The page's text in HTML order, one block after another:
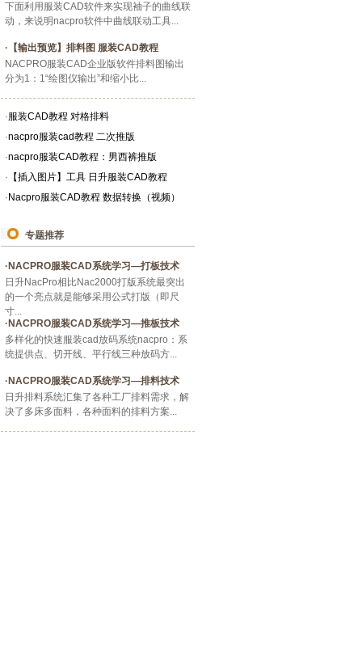
下面利用服装CAD软件来实现袖子的曲线联
动，来说明nacpro软件中曲线联动工具...
· 【输出预览】排料图 服装CAD教程
NACPRO服装CAD企业版软件排料图输出
分为1：1“绘图仪输出”和缩小比...
·服装CAD教程 对格排料
·nacpro服装cad教程 二次推版
·nacpro服装CAD教程：男西裤推版
· 【插入图片】工具 日升服装CAD教程
· Nacpro服装CAD教程 数据转换（视频）
专题推荐
· NACPRO服装CAD系统学习—打板技术
日升NacPro相比Nac2000打版系统最突出
的一个亮点就是能够采用公式打版（即尺
寸...
· NACPRO服装CAD系统学习—推板技术
多样化的快速服装cad放码系统nacpro：系
统提供点、切开线、平行线三种放码方...
· NACPRO服装CAD系统学习—排料技术
日升排料系统汇集了各种工厂排料需求，解
决了多床多面料，各种面料的排料方案...